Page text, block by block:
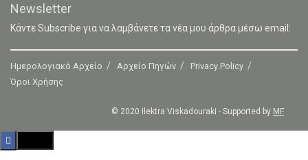
Newsletter
Κάντε Subscribe για να λαμβάνετε τα νέα μου άρθρα μέσω email:
Ημερολογιακό Αρχείο Αρχείο Πηγών
Privacy Policy
Όροι Χρήσης
© 2020 Ilektra Viskadouraki - Supported by MF